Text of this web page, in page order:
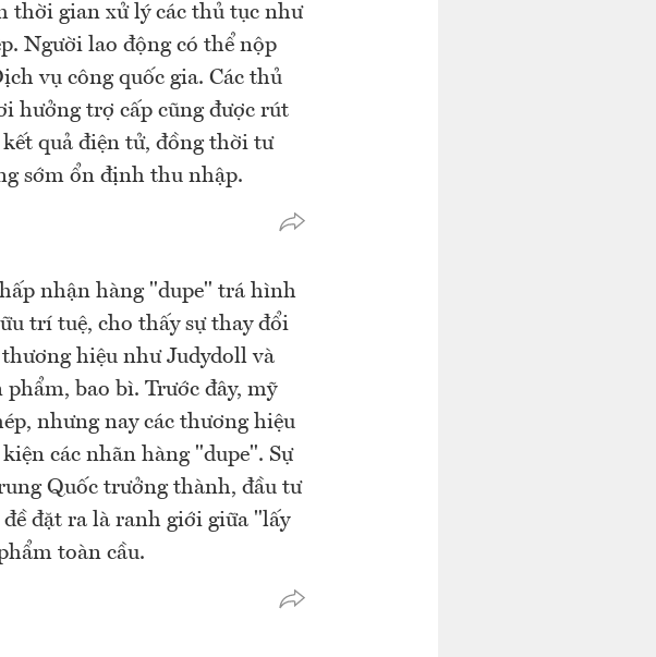
thời gian xử lý các thủ tục như
Người lao động có thể nộp
vụ công quốc gia. Các thủ
hưởng trợ cấp cũng được rút
quả điện tử, đồng thời tư
sớm ổn định thu nhập.
nhận hàng "dupe" trá hình
trí tuệ, cho thấy sự thay đổi
hiệu như Judydoll và
phẩm, bao bì. Trước đây, mỹ
nhưng nay các thương hiệu
các nhãn hàng "dupe". Sự
Quốc trưởng thành, đầu tư
đặt ra là ranh giới giữa "lấy
toàn cầu.